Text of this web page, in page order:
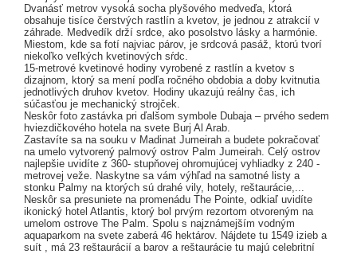
Dvanásť metrov vysoká socha plyšového medveďa, ktorá
obsahuje tisíce čerstvých rastlín a kvetov, je jednou z atrakcií v
záhrade. Medvedík drží srdce, ako posolstvo lásky a harmónie.
Miestom, kde sa fotí najviac párov, je srdcová pasáž, ktorú tvorí
niekoľko veľkých kvetinových sŕdc.
15-metrové kvetinové hodiny vyrobené z rastlín a kvetov s
dizajnom, ktorý sa mení podľa ročného obdobia a doby kvitnutia
jednotlivých druhov kvetov. Hodiny ukazujú reálny čas, ich
súčasťou je mechanický strojček.
Neskôr foto zastávka pri ďalšom symbole Dubaja – prvého sedem
hviezdičkového hotela na svete Burj Al Arab.
Zastavíte sa na souku v Madinat Jumeirah a budete pokračovať
na umelo vytvorený palmový ostrov Palm Jumeirah. Celý ostrov
najlepšie uvidíte z 360- stupňovej ohromujúcej vyhliadky z 240 -
metrovej veže. Naskytne sa vám výhľad na samotné listy a
stonku Palmy na ktorých sú drahé vily, hotely, reštaurácie,...
Neskôr sa presuniete na promenádu The Pointe, odkiaľ uvidíte
ikonický hotel Atlantis, ktorý bol prvým rezortom otvoreným na
umelom ostrove The Palm. Spolu s najznámejším vodným
aquaparkom na svete zaberá 46 hektárov. Nájdete tu 1549 izieb a
suít , má 23 reštaurácií a barov a reštaurácie tu majú celebritní